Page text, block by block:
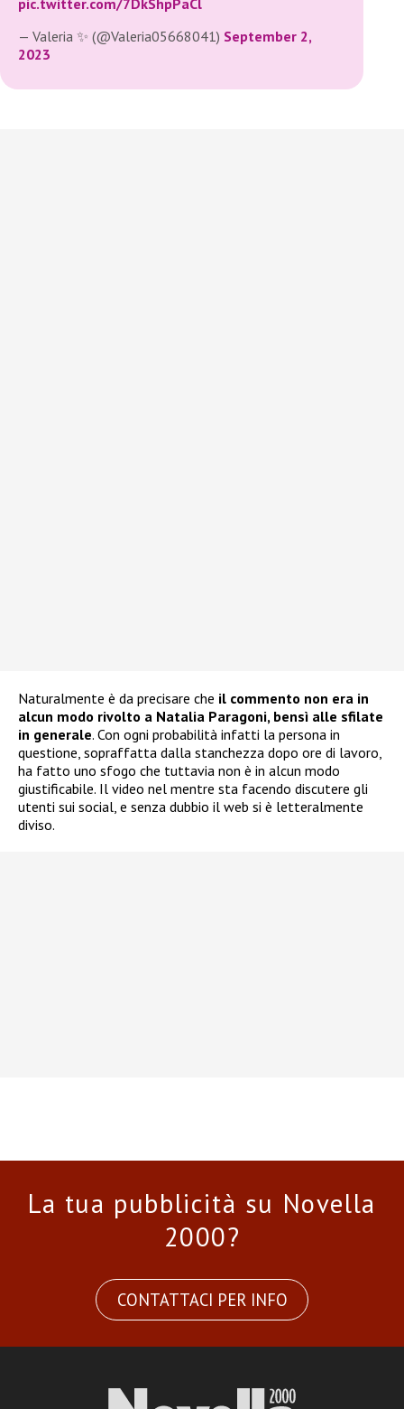
pic.twitter.com/7DkShpPaCl
— Valeria ✨ (@Valeria05668041) September 2,
2023
Naturalmente è da precisare che il commento non era in
alcun modo rivolto a Natalia Paragoni, bensì alle sfilate
in generale. Con ogni probabilità infatti la persona in
questione, sopraffatta dalla stanchezza dopo ore di lavoro,
ha fatto uno sfogo che tuttavia non è in alcun modo
giustificabile. Il video nel mentre sta facendo discutere gli
utenti sui social, e senza dubbio il web si è letteralmente
diviso.
La tua pubblicità su Novella
2000?
CONTATTACI PER INFO